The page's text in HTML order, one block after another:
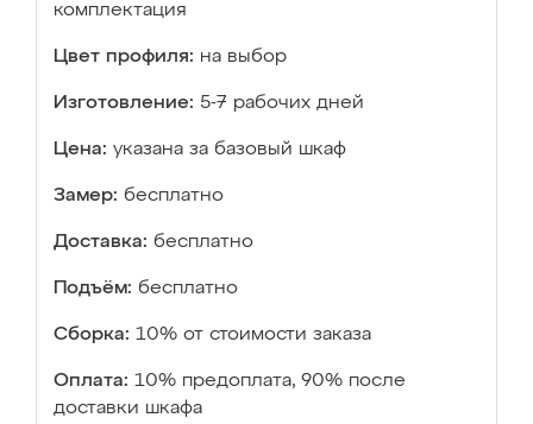
комплектация
Цвет профиля: на выбор
Изготовление: 5-7 рабочих дней
Цена: указана за базовый шкаф
Замер: бесплатно
Доставка: бесплатно
Подъём: бесплатно
Сборка: 10% от стоимости заказа
Оплата: 10% предоплата, 90% после
доставки шкафа